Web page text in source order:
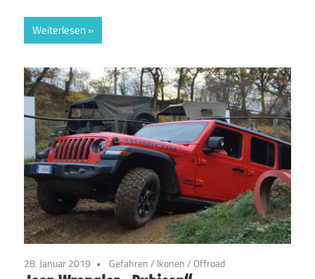
Weiterlesen
28. Januar 2019 Gefahren/ Ikonen/Offroad